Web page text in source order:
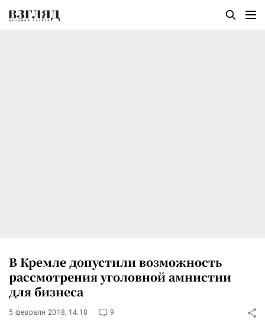
В Кремле допустили возможность
рассмотрения уголовной амнистии
для бизнеса
5 февраля 2018, 14:18 9